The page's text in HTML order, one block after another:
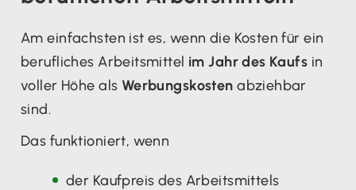
Am einfachsten ist es, wenn die Kosten für ein
berufliches Arbeitsmittel im Jahr des Kaufs in
voller Höhe als Werbungskosten abziehbar
sind.
Das funktioniert, wenn
der Kaufpreis des Arbeitsmittels